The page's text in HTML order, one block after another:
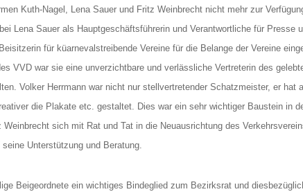
Kuth-Nagel, Lena Sauer und Fritz Weinbrecht nicht mehr zur
Lena Sauer als Hauptgeschäftsführerin und Verantwortliche für Presse
für küarnevalstreibende Vereine für die Belange der Vereine
VVD war sie eine unverzichtbare und verlässliche Vertreterin des
Volker Herrmann war nicht nur stellvertretender Schatzmeister, er hat
die Plakate etc. gestaltet. Dies war ein sehr wichtiger Baustein in
sich mit Rat und Tat in die Neuausrichtung des
Unterstützung und Beratung.
Beigeordnete ein wichtiges Bindeglied zum Bezirksrat und